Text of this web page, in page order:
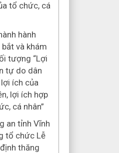
tổ chức, cá
hành
bắt và khám
tượng “Lợi
tự do dân
ích của
lợi ích hợp
cá nhân”
an tỉnh Vĩnh
tổ chức Lễ
thăng